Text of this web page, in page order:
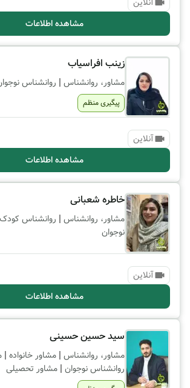
مشاهده اطلاعات
زینب افراسیاب
مشاور، روانشناس | روانشناس
پیگیری منظم
آنلاین
مشاهده اطلاعات
خاطره شعبانی
مشاور، روانشناس | روانشناس کودک
نوجوان
آنلاین
مشاهده اطلاعات
سید حسین حسینی
مشاور، روانشناس | مشاور خانواده |
روانشناس نوجوان | مشاور تحصیلی